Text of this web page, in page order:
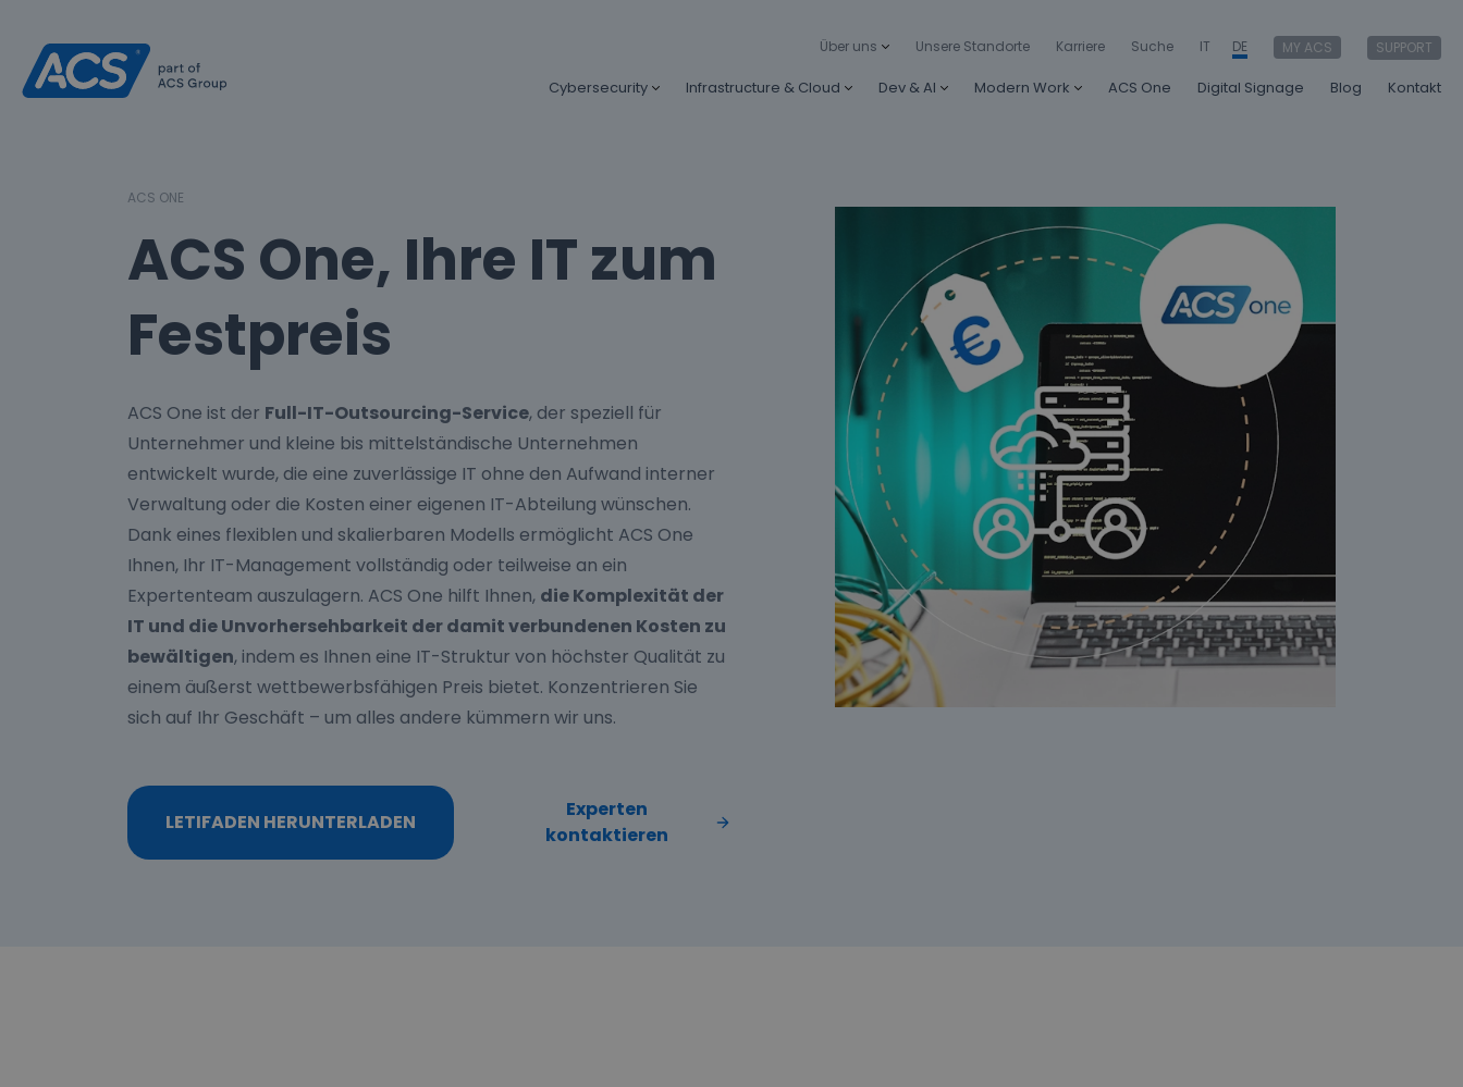
Cybersecurity Infrastructure & Cloud Dev & AI Modern Work ACS One Digital Signage Blog Kontakt
Über uns Unsere Standorte Karriere Suche IT DE MY ACS SUPPORT
ACS ONE
ACS One, Ihre IT zum
Festpreis
ACS One ist der Full-IT-Outsourcing-Service, der speziell für
Unternehmer und kleine bis mittelständische Unternehmen
entwickelt wurde, die eine zuverlässige IT ohne den Aufwand interner
Verwaltung oder die Kosten einer eigenen IT-Abteilung wünschen.
Dank eines flexiblen und skalierbaren Modells ermöglicht ACS One
Ihnen, Ihr IT-Management vollständig oder teilweise an ein
Expertenteam auszulagern. ACS One hilft Ihnen, die Komplexität der
IT und die Unvorhersehbarkeit der damit verbundenen Kosten zu
bewältigen, indem es Ihnen eine IT-Struktur von höchster Qualität zu
einem äußerst wettbewerbsfähigen Preis bietet. Konzentrieren Sie
sich auf Ihr Geschäft – um alles andere kümmern wir uns.
LETIFADEN HERUNTERLADEN
Experten
kontaktieren